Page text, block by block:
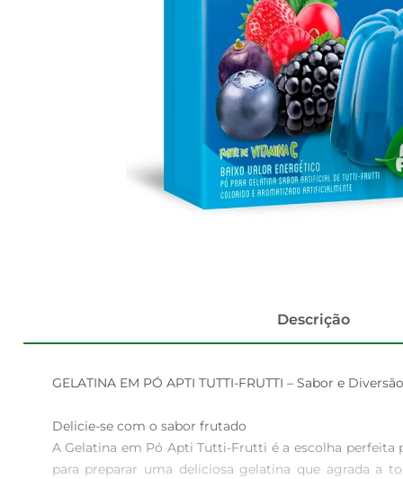
Descrição
GELATINA EM PÓ APTI TUTTI-FRUTTI – Sabor e
Delicie-se com o sabor frutado
A Gelatina em Pó Apti Tutti-Frutti é a escolha perfeita
para preparar uma deliciosa gelatina que agrada a